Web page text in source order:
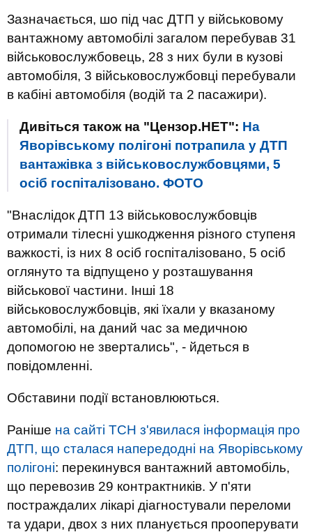
Зазначається, шо під час ДТП у військовому
вантажному автомобілі загалом перебував 31
військовослужбовець, 28 з них були в кузові
автомобіля, 3 військовослужбовці перебували
в кабіні автомобіля (водій та 2 пасажири).
Дивіться також на "Цензор.НЕТ": На
Яворівському полігоні потрапила у ДТП
вантажівка з військовослужбовцями, 5
осіб госпіталізовано. ФОТО
"Внаслідок ДТП 13 військовослужбовців
отримали тілесні ушкодження різного ступеня
важкості, із них 8 осіб госпіталізовано, 5 осіб
оглянуто та відпущено у розташування
військової частини. Інші 18
військовослужбовців, які їхали у вказаному
автомобілі, на даний час за медичною
допомогою не звертались", - йдеться в
повідомленні.
Обставини події встановлюються.
Раніше на сайті ТСН з'явилася інформація про
ДТП, що сталася напередодні на Яворівському
полігоні: перекинувся вантажний автомобіль,
що перевозив 29 контрактників. У п'яти
постраждалих лікарі діагностували переломи
та удари, двох з них планується прооперувати